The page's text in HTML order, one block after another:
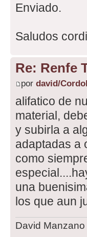
Enviado.
Saludos
Re: Renfe
por david/
alifatico de
material,
y subirla a
adaptadas a
como
una
los que aun
David Manzano